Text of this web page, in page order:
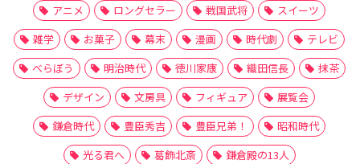
アニメ
ロングセラー 戦国武将
スイーツ
雑学
お菓子 幕末 漫画 時代劇
テレビ
べらぼう
明治時代 徳川家康 織田信長
抹茶
デザイン
文房具 フィギュア
展覧会
鎌倉時代
豊臣秀吉 豊臣兄弟！
昭和時代
光る君へ
葛飾北斎 鎌倉殿の13人